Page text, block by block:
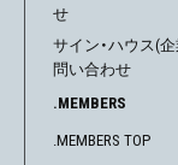
せ
サイン・ハウス(
問い合わせ
.MEMBERS
.MEMBERS TOP